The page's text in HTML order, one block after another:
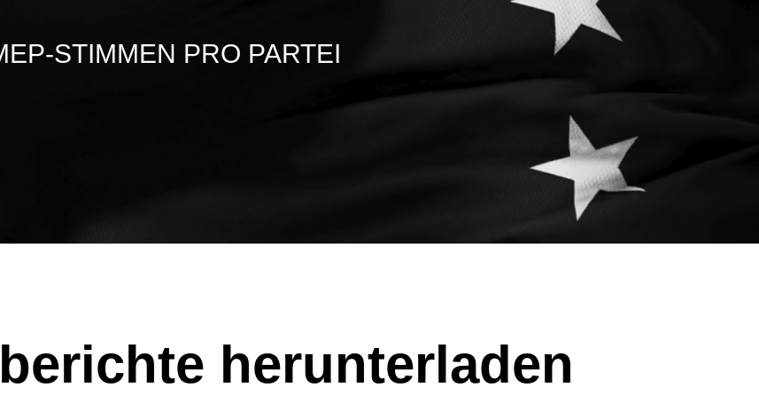
STIMMEN PRO PARTEI
herunterladen